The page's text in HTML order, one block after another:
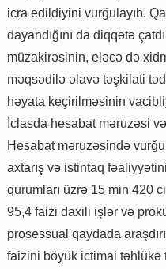
icra edildiyini vurğulayıb.
dayandığını da diqqətə
müzakirəsinin, eləcə də
məqsədilə əlavə təşkilati
həyata keçirilməsinin
İclasda hesabat məruzəsi
Hesabat məruzəsində
axtarış və istintaq
qurumları üzrə 15 min 420
95,4 faizi daxili işlər və
prosessual qaydada
faizini böyük ictimai təhlükə